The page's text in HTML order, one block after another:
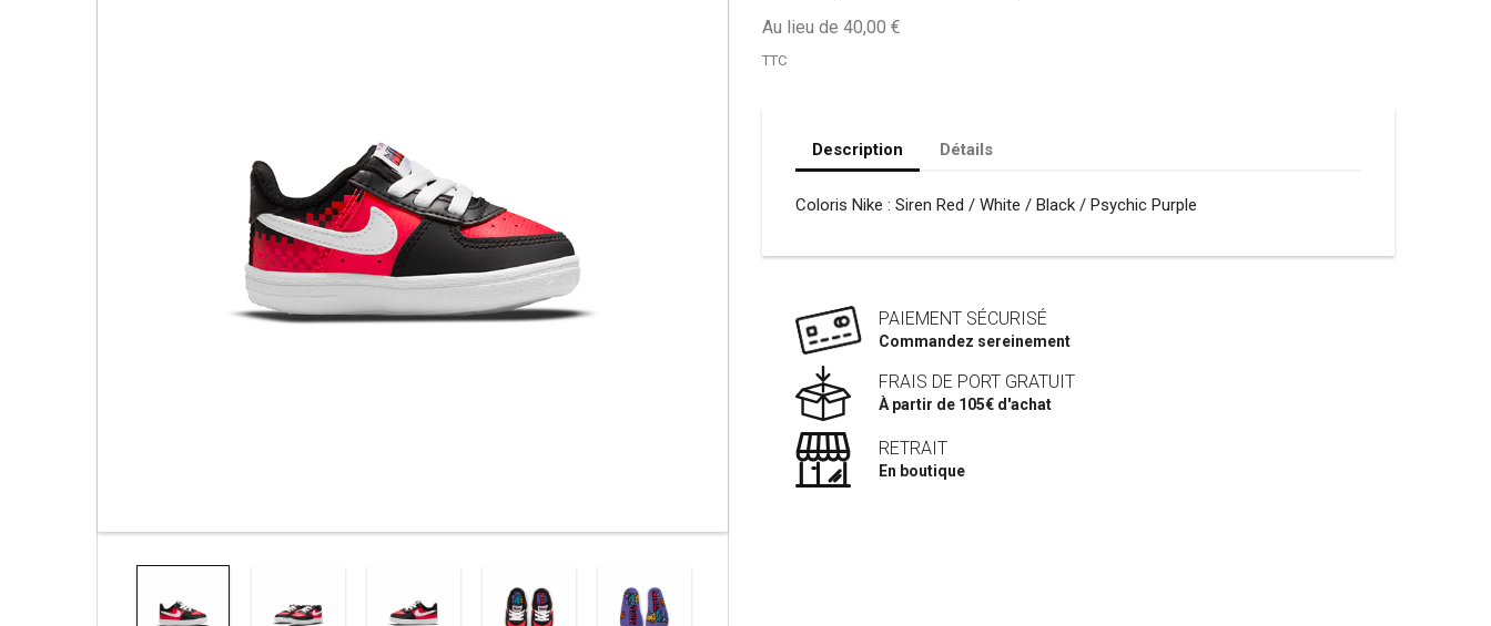
Au lieu de 40,00 €
TTC
Description Détails
Coloris Nike : Siren Red / White / Black / Psychic Purple
PAIEMENT SÉCURISÉ
Commandez sereinement
FRAIS DE PORT GRATUIT
À partir de 105€ d'achat
RETRAIT
En boutique